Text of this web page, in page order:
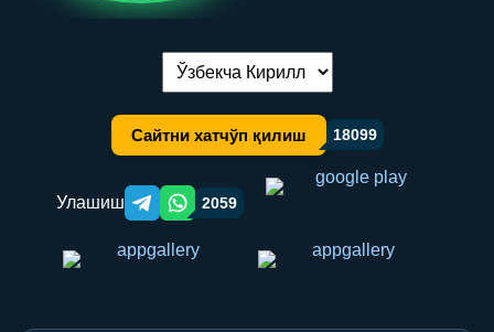
Тилни алмаштириш:
Сайтни хатчўп қилиш 18099
Улашиш Telegram orqali ulashish
WhatsApp orqali ulashish
2059